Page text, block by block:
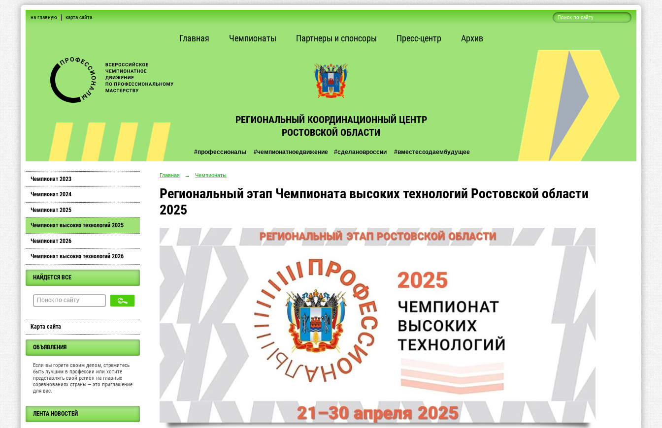
на главную карта сайта
Главная Чемпионаты Партнеры и спонсоры Пресс-центр Архив
РЕГИОНАЛЬНЫЙ КООРДИНАЦИОННЫЙ ЦЕНТР
РОСТОВСКОЙ ОБЛАСТИ
#профессионалы #чемпионатноедвижение #сделановроссии #вместесоздаембудущее
Чемпионат 2023
Чемпионат 2024
Чемпионат 2025
Чемпионат высоких технологий 2025
Чемпионат 2026
Чемпионат высоких технологий 2026
НАЙДЕТСЯ ВСЕ
Карта сайта
ОБЪЯВЛЕНИЯ
Если вы горите своим делом, стремитесь
быть лучшим в профессии или хотите
представлять свой регион на главных
соревнованиях страны — это приглашение
для вас.
ЛЕНТА НОВОСТЕЙ
Главная → Чемпионаты
Региональный этап Чемпионата высоких технологий Ростовской области
2025